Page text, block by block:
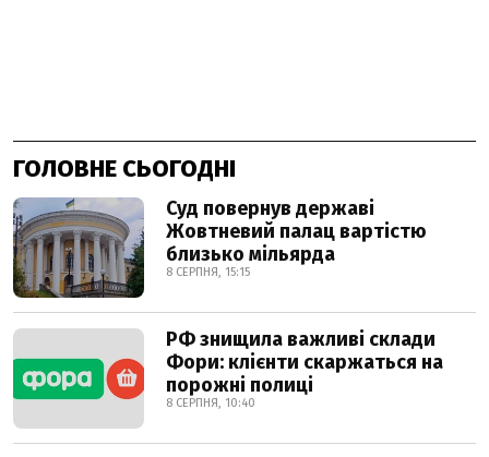
ГОЛОВНЕ СЬОГОДНІ
Суд повернув державі
Жовтневий палац вартістю
близько мільярда
8 СЕРПНЯ, 15:15
РФ знищила важливі склади
Фори: клієнти скаржаться на
порожні полиці
8 СЕРПНЯ, 10:40